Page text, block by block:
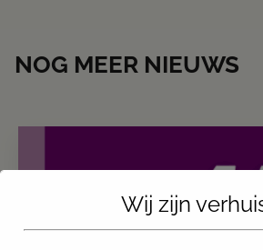
NOG MEER NIEUWS
Wij zijn